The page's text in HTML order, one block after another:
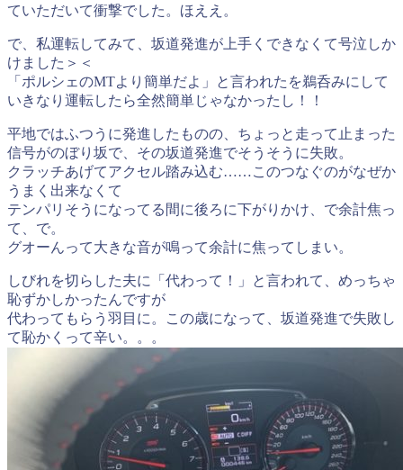
ていただいて衝撃でした。ほええ。
で、私運転してみて、坂道発進が上手くできなくて号泣しか
けました＞＜
「ポルシェのMTより簡単だよ」と言われたを鵜呑みにして
いきなり運転したら全然簡単じゃなかったし！！
平地ではふつうに発進したものの、ちょっと走って止まった
信号がのぼり坂で、その坂道発進でそうそうに失敗。
クラッチあげてアクセル踏み込む……このつなぐのがなぜか
うまく出来なくて
テンパリそうになってる間に後ろに下がりかけ、で余計焦っ
て、で。
グオーんって大きな音が鳴って余計に焦ってしまい。
しびれを切らした夫に「代わって！」と言われて、めっちゃ
恥ずかしかったんですが
代わってもらう羽目に。この歳になって、坂道発進で失敗し
て恥かくって辛い。。。